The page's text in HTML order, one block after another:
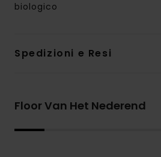
biologico
Spedizioni e Resi
Floor Van Het Nederend